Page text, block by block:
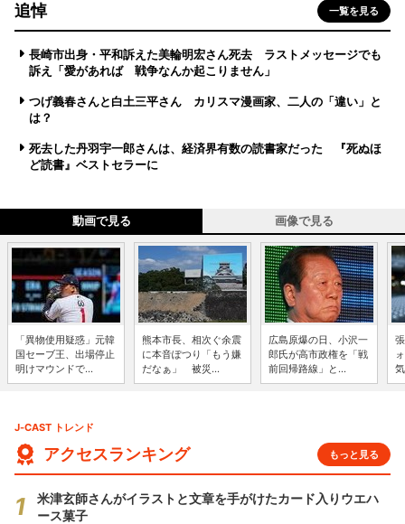
追悼 一覧を見る
長崎市出身・平和訴えた美輪明宏さん死去 ラストメッセージでも
訴え「愛があれば 戦争なんか起こりません」
つげ義春さんと白土三平さん カリスマ漫画家、二人の「違い」と
は？
死去した丹羽宇一郎さんは、経済界有数の読書家だった 『死ぬほ
ど読書』ベストセラーに
動画で見る 画像で見る
「異物使用疑惑」元韓
国セーブ王、出場停止
明けマウンドで...
熊本市長、相次ぐ余震
に本音ぽつり「もう嫌
だなぁ」 被災...
広島原爆の日、小沢一
郎氏が高市政権を「戦
前回帰路線」と...
J-CAST トレンド
アクセスランキング もっと見る
米津玄師さんがイラストと文章を手がけたカード入りウエハ
ース菓子